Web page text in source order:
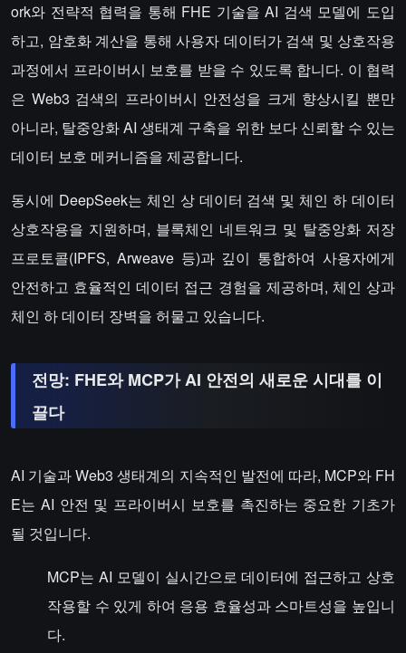
ork와 전략적 협력을 통해 FHE 기술을 AI 검색 모델에 도입
하고, 암호화 계산을 통해 사용자 데이터가 검색 및 상호작용
과정에서 프라이버시 보호를 받을 수 있도록 합니다. 이 협력
은 Web3 검색의 프라이버시 안전성을 크게 향상시킬 뿐만
아니라, 탈중앙화 AI 생태계 구축을 위한 보다 신뢰할 수 있는
데이터 보호 메커니즘을 제공합니다.
동시에 DeepSeek는 체인 상 데이터 검색 및 체인 하 데이터
상호작용을 지원하며, 블록체인 네트워크 및 탈중앙화 저장
프로토콜(IPFS, Arweave 등)과 깊이 통합하여 사용자에게
안전하고 효율적인 데이터 접근 경험을 제공하며, 체인 상과
체인 하 데이터 장벽을 허물고 있습니다.
전망: FHE와 MCP가 AI 안전의 새로운 시대를 이
끌다
AI 기술과 Web3 생태계의 지속적인 발전에 따라, MCP와 FH
E는 AI 안전 및 프라이버시 보호를 촉진하는 중요한 기초가
될 것입니다.
MCP는 AI 모델이 실시간으로 데이터에 접근하고 상호
작용할 수 있게 하여 응용 효율성과 스마트성을 높입니
다.